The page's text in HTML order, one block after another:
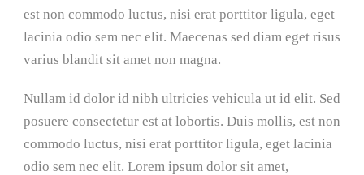
est non commodo luctus, nisi erat porttitor ligula, eget
lacinia odio sem nec elit. Maecenas sed diam eget risus
varius blandit sit amet non magna.
Nullam id dolor id nibh ultricies vehicula ut id elit. Sed
posuere consectetur est at lobortis. Duis mollis, est non
commodo luctus, nisi erat porttitor ligula, eget lacinia
odio sem nec elit. Lorem ipsum dolor sit amet,